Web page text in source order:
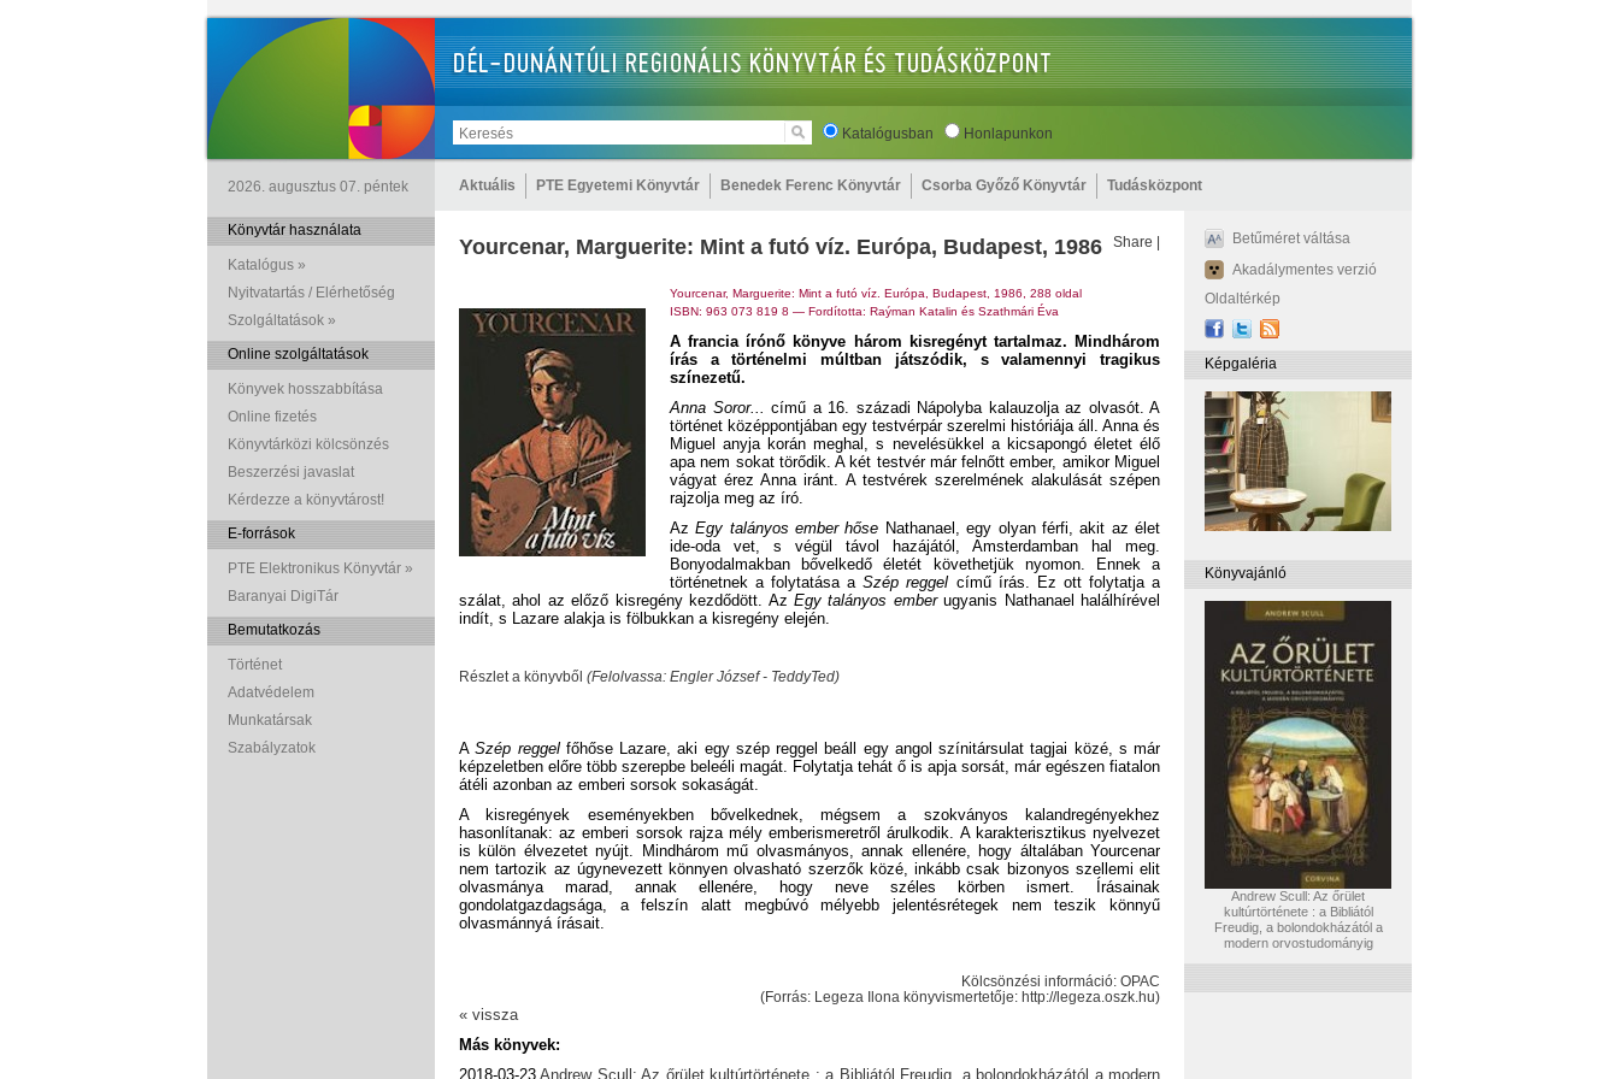
Katalógusban Honlapunkon
2026. augusztus 07. péntek Aktuális PTE Egyetemi Könyvtár Benedek Ferenc Könyvtár Csorba Győző Könyvtár Tudásközpont
Könyvtár használata
Katalógus »
Nyitvatartás / Elérhetőség
Szolgáltatások »
Online szolgáltatások
Könyvek hosszabbítása
Online fizetés
Könyvtárközi kölcsönzés
Beszerzési javaslat
Kérdezze a könyvtárost!
E-források
PTE Elektronikus Könyvtár »
Baranyai DigiTár
Bemutatkozás
Történet
Adatvédelem
Munkatársak
Szabályzatok
Share
Yourcenar, Marguerite: Mint a futó víz. Európa, Budapest, 1986
Yourcenar, Marguerite: Mint a futó víz. Európa, Budapest, 1986, 288 oldal
ISBN: 963 073 819 8 — Fordította: Raýman Katalin és Szathmári Éva
A francia írónő könyve három kisregényt tartalmaz. Mindhárom
írás a történelmi múltban játszódik, s valamennyi tragikus
színezetű.
Anna Soror... című a 16. századi Nápolyba kalauzolja az olvasót. A
történet középpontjában egy testvérpár szerelmi históriája áll. Anna és
Miguel anyja korán meghal, s nevelésükkel a kicsapongó életet élő
apa nem sokat törődik. A két testvér már felnőtt ember, amikor Miguel
vágyat érez Anna iránt. A testvérek szerelmének alakulását szépen
rajzolja meg az író.
AzEgy talányos ember hőse Nathanael, egy olyan férfi, akit az élet
ide-oda vet, s végül távol hazájától, Amsterdamban hal meg.
Bonyodalmakban bővelkedő életét követhetjük nyomon. Ennek a
történetnek a folytatása aSzép reggel című írás. Ez ott folytatja a
szálat, ahol az előző kisregény kezdődött. Az Egy talányos emberugyanis Nathanael halálhírével
indít, s Lazare alakja is fölbukkan a kisregény elején.
Részlet a könyvből (Felolvassa: Engler József - TeddyTed)
ASzép reggelfőhőse Lazare, aki egy szép reggel beáll egy angol színitársulat tagjai közé, s már
képzeletben előre több szerepbe beleéli magát. Folytatja tehát ő is apja sorsát, már egészen fiatalon
átéli azonban az emberi sorsok sokaságát.
A kisregények eseményekben bővelkednek, mégsem a szokványos kalandregényekhez
hasonlítanak: az emberi sorsok rajza mély emberismeretről árulkodik. A karakterisztikus nyelvezet
is külön élvezetet nyújt. Mindhárom mű olvasmányos, annak ellenére, hogy általában Yourcenar
nem tartozik az úgynevezett könnyen olvasható szerzők közé, inkább csak bizonyos szellemi elit
olvasmánya marad, annak ellenére, hogy neve széles körben ismert. Írásainak
gondolatgazdagsága, a felszín alatt megbúvó mélyebb jelentésrétegek nem teszik könnyű
olvasmánnyá írásait.
Kölcsönzési információ: OPAC
(Forrás: Legeza Ilona könyvismertetője: http://legeza.oszk.hu)
« vissza
Más könyvek:
2018-03-23Andrew Scull: Az őrület kultúrtörténete : a Bibliától Freudig, a bolondokházától a modern
Betűméret váltása
Akadálymentes verzió
Oldaltérkép
Képgaléria
Könyvajánló
Andrew Scull: Az őrület
kultúrtörténete : a Bibliától
Freudig, a bolondokházától a
modern orvostudományig